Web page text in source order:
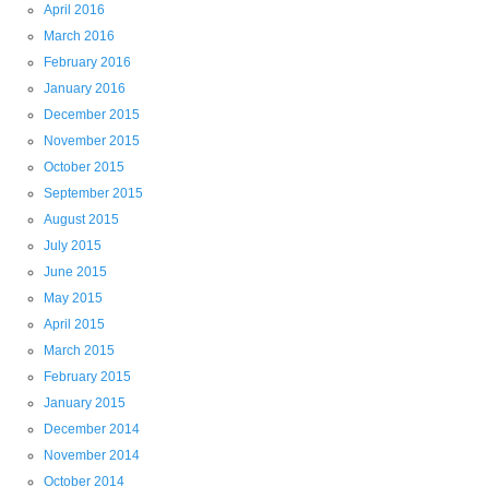
April 2016
March 2016
February 2016
January 2016
December 2015
November 2015
October 2015
September 2015
August 2015
July 2015
June 2015
May 2015
April 2015
March 2015
February 2015
January 2015
December 2014
November 2014
October 2014